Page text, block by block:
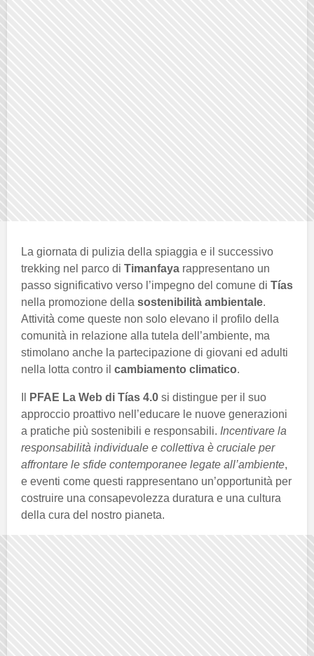
La giornata di pulizia della spiaggia e il successivo
trekking nel parco di Timanfaya rappresentano un
passo significativo verso l’impegno del comune di Tías
nella promozione della sostenibilità ambientale.
Attività come queste non solo elevano il profilo della
comunità in relazione alla tutela dell’ambiente, ma
stimolano anche la partecipazione di giovani ed adulti
nella lotta contro il cambiamento climatico.
PFAE La Web di Tías 4.0 si distingue per il suo
approccio proattivo nell’educare le nuove generazioni
a pratiche più sostenibili e responsabili. Incentivare la
responsabilità individuale e collettiva è cruciale per
affrontare le sfide contemporanee legate all’ambiente,
e eventi come questi rappresentano un’opportunità per
costruire una consapevolezza duratura e una cultura
della cura del nostro pianeta.